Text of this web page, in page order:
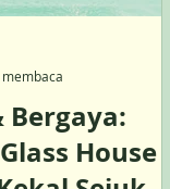
Bergaya:
House di